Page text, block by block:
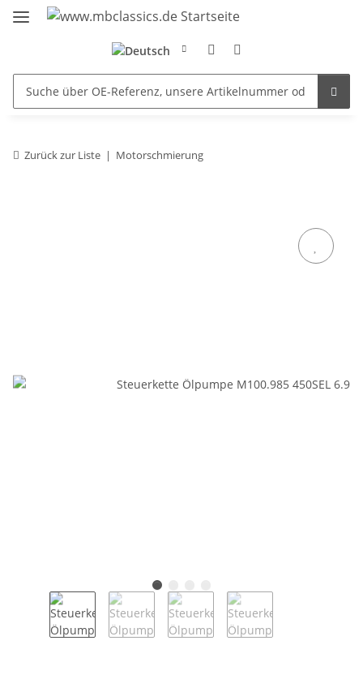
Zurück zur Liste Motorschmierung